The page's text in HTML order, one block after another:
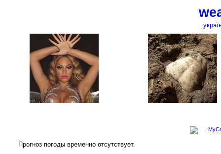
Прогноз погоды временно отсутствует.